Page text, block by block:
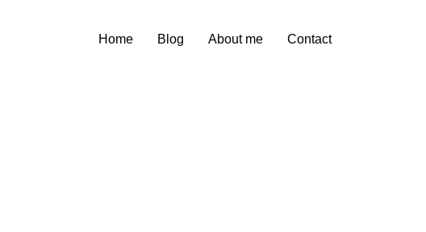
Home Blog About me Contact